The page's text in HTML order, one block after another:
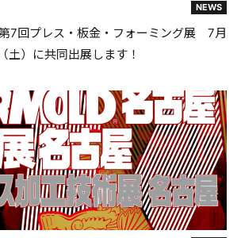
NEWS
7回プレス・板金・フォーミング展 7月
土）に共同出展します！